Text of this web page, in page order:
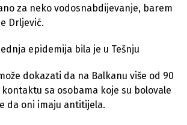
za neko vodosnabdijevanje, barem
Drljević.
epidemija bila je u Tešnju
dokazati da na Balkanu više od 90
sa osobama koje su bolovale
da oni imaju antitijela.